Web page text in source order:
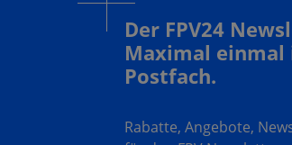
Der FPV24
Maximal einmal
Postfach.
Rabatte, Angebote,